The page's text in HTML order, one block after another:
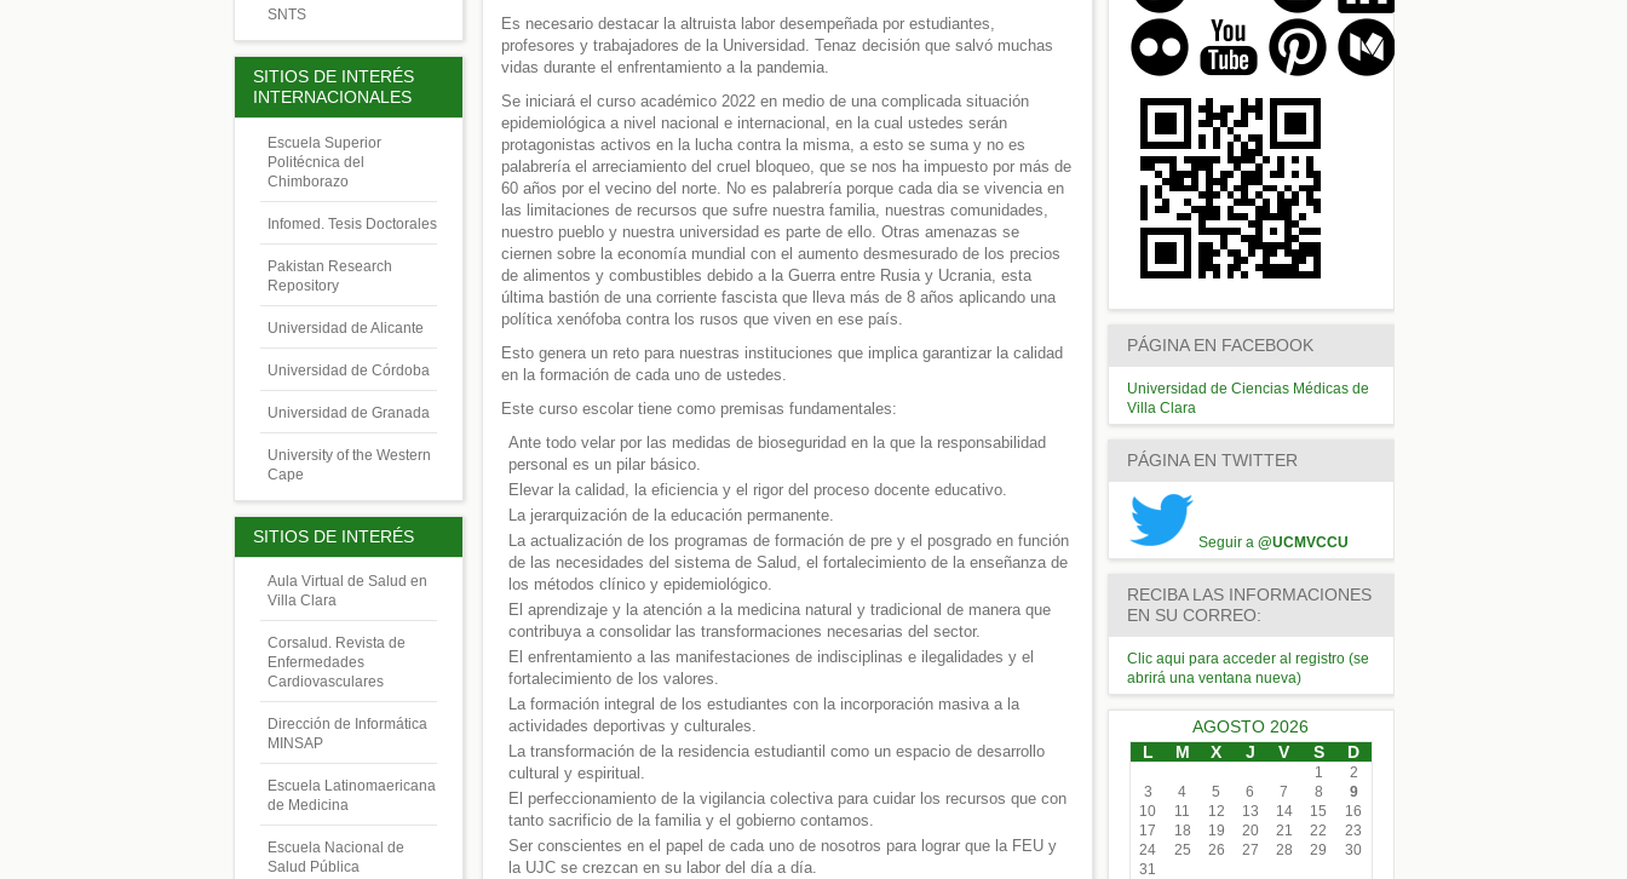
Es necesario destacar la altruista labor desempeñada por estudiantes,
profesores y trabajadores de la Universidad. Tenaz decisión que salvó muchas
vidas durante el enfrentamiento a la pandemia.
Se iniciará el curso académico 2022 en medio de una complicada situación
epidemiológica a nivel nacional e internacional, en la cual ustedes serán
protagonistas activos en la lucha contra la misma, a esto se suma y no es
palabrería el arreciamiento del cruel bloqueo, que se nos ha impuesto por más de
60 años por el vecino del norte. No es palabrería porque cada dia se vivencia en
las limitaciones de recursos que sufre nuestra familia, nuestras comunidades,
nuestro pueblo y nuestra universidad es parte de ello. Otras amenazas se
ciernen sobre la economía mundial con el aumento desmesurado de los precios
de alimentos y combustibles debido a la Guerra entre Rusia y Ucrania, esta
última bastión de una corriente fascista que lleva más de 8 años aplicando una
política xenófoba contra los rusos que viven en ese país.
Esto genera un reto para nuestras instituciones que implica garantizar la calidad
en la formación de cada uno de ustedes.
Este curso escolar tiene como premisas fundamentales:
Ante todo velar por las medidas de bioseguridad en la que la responsabilidad
personal es un pilar básico.
Elevar la calidad, la eficiencia y el rigor del proceso docente educativo.
La jerarquización de la educación permanente.
La actualización de los programas de formación de pre y el posgrado en función
de las necesidades del sistema de Salud, el fortalecimiento de la enseñanza de
los métodos clínico y epidemiológico.
El aprendizaje y la atención a la medicina natural y tradicional de manera que
contribuya a consolidar las transformaciones necesarias del sector.
El enfrentamiento a las manifestaciones de indisciplinas e ilegalidades y el
fortalecimiento de los valores.
La formación integral de los estudiantes con la incorporación masiva a la
actividades deportivas y culturales.
La transformación de la residencia estudiantil como un espacio de desarrollo
cultural y espiritual.
El perfeccionamiento de la vigilancia colectiva para cuidar los recursos que con
tanto sacrificio de la familia y el gobierno contamos.
Ser conscientes en el papel de cada uno de nosotros para lograr que la FEU y
la UJC se crezcan en su labor del día a día.
SNTS
SITIOS DE INTERÉS
INTERNACIONALES
Escuela Superior
Politécnica del
Chimborazo
Infomed. Tesis Doctorales
Pakistan Research
Repository
Universidad de Alicante
Universidad de Córdoba
Universidad de Granada
University of the Western
Cape
SITIOS DE INTERÉS
Aula Virtual de Salud en
Villa Clara
Corsalud. Revista de
Enfermedades
Cardiovasculares
Dirección de Informática
MINSAP
Escuela Latinomaericana
de Medicina
Escuela Nacional de
Salud Pública
PÁGINA EN FACEBOOK
Universidad de Ciencias Médicas de
Villa Clara
PÁGINA EN TWITTER
Seguir a @UCMVCCU
RECIBA LAS INFORMACIONES
EN SU CORREO:
Clic aqui para acceder al registro (se
abrirá una ventana nueva)
AGOSTO 2026
L
M X J V S D
1
2
3
4 5 6 7 8
9
10
11 12 13 14 15
16
17
18 19 20 21 22
23
24
25 26 27 28 29
30
31